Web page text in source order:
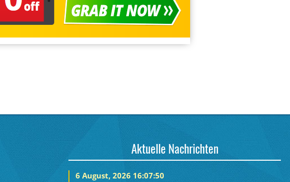
Aktuelle Nachrichten
6 August, 2026 16:07:50